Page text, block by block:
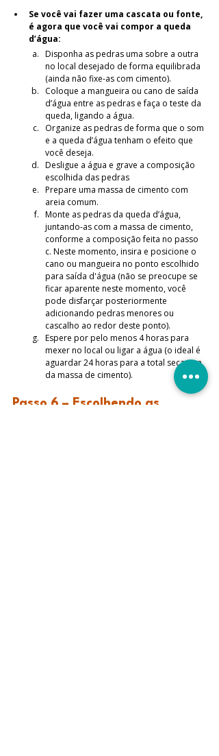
Se você vai fazer uma cascata ou fonte,
é agora que você vai compor a queda
d’água:
Disponha as pedras uma sobre a outra
no local desejado de forma equilibrada
(ainda não fixe-as com cimento).
Coloque a mangueira ou cano de saída
d’água entre as pedras e faça o teste da
queda, ligando a água.
Organize as pedras de forma que o som
e a queda d’água tenham o efeito que
você deseja.
Desligue a água e grave a composição
escolhida das pedras
Prepare uma massa de cimento com
areia comum.
Monte as pedras da queda d’água,
juntando-as com a massa de cimento,
conforme a composição feita no passo
c. Neste momento, insira e posicione o
cano ou mangueira no ponto escolhido
para saída d'água (não se preocupe se
ficar aparente neste momento, você
pode disfarçar posteriormente
adicionando pedras menores ou
cascalho ao redor deste ponto).
Espere por pelo menos 4 horas para
mexer no local ou ligar a água (o ideal é
aguardar 24 horas para a total secagem
da massa de cimento).
Passo 6 – Escolhendo as